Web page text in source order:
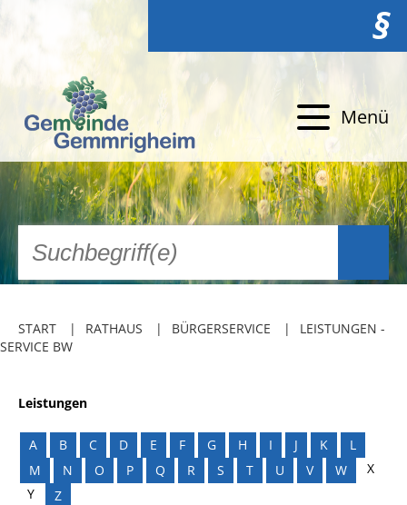
§
Menü
START RATHAUS BÜRGERSERVICE
LEISTUNGEN -
SERVICE BW
Leistungen
A B C D E F G H I J K
L
M
N O P Q R S T U V W
X
Y
Z